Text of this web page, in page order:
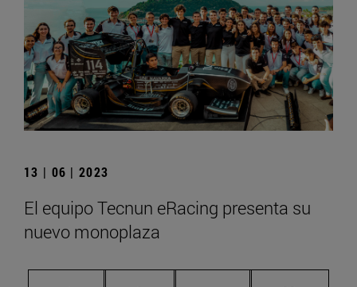
13 | 06 | 2023
El equipo Tecnun eRacing presenta su
nuevo monoplaza